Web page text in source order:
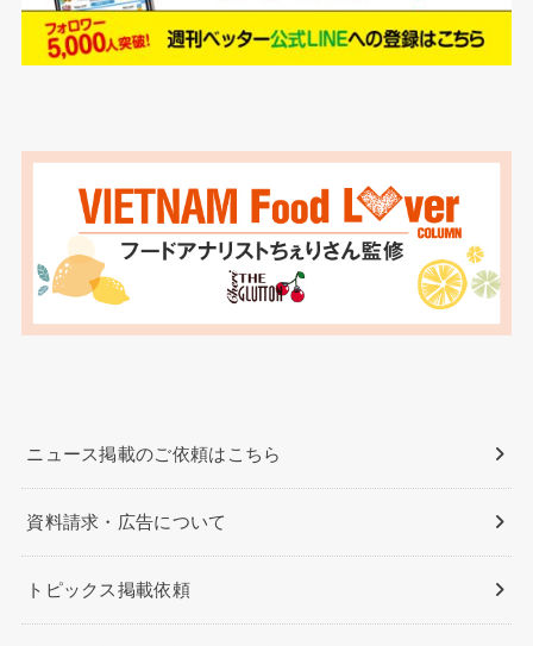
ニュース掲載のご依頼はこちら
資料請求・広告について
トピックス掲載依頼